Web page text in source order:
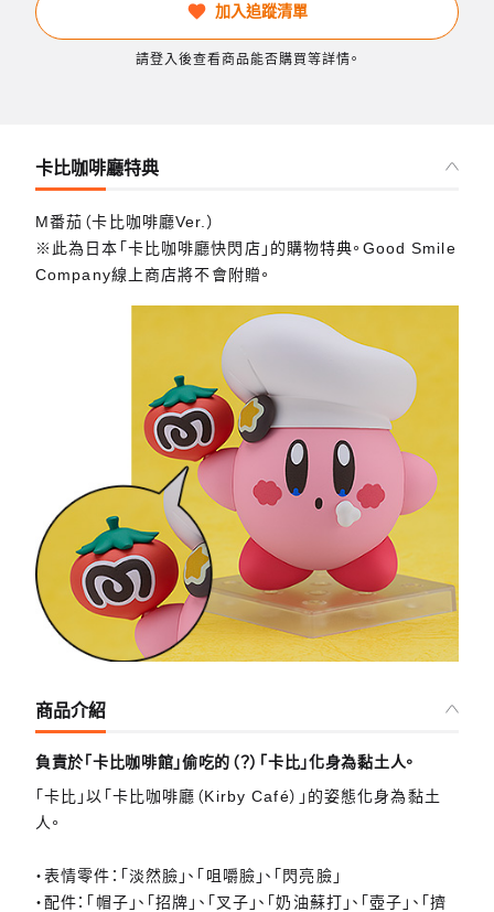
加入追蹤清單
請登入後查看商品能否購買等詳情。
卡比咖啡廳特典
M番茄（卡比咖啡廳Ver.）
※此為日本「卡比咖啡廳快閃店」的購物特典。Good Smile
Company線上商店將不會附贈。
商品介紹
負責於「卡比咖啡館」偷吃的（？）「卡比」化身為黏土人。
「卡比」以「卡比咖啡廳（Kirby Café）」的姿態化身為黏土
人。
・表情零件：「淡然臉」、「咀嚼臉」、「閃亮臉」
・配件：「帽子」、「招牌」、「叉子」、「奶油蘇打」、「壺子」、「擠